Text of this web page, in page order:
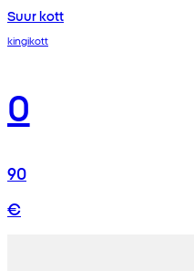
Suur kott
kingikott
0
90
€